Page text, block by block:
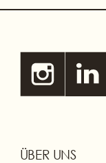
ÜBER UNS